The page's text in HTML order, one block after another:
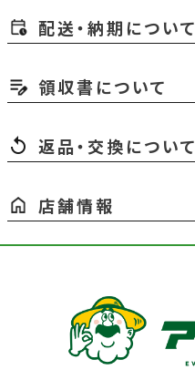
配送・納期について
領収書について
返品・交換について
店舗情報